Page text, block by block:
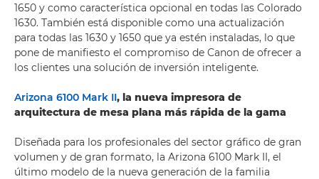
1650 y como característica opcional en todas las Colorado
1630. También está disponible como una actualización
para todas las 1630 y 1650 que ya estén instaladas, lo que
pone de manifiesto el compromiso de Canon de ofrecer a
los clientes una solución de inversión inteligente.
Arizona 6100 Mark II, la nueva impresora de
arquitectura de mesa plana más rápida de la gama
Diseñada para los profesionales del sector gráfico de gran
volumen y de gran formato, la Arizona 6100 Mark II, el
último modelo de la nueva generación de la familia